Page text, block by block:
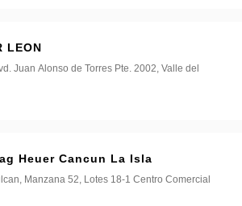
LEON
Juan Alonso de Torres Pte. 2002, Valle del
Heuer Cancun La Isla
Manzana 52, Lotes 18-1 Centro Comercial